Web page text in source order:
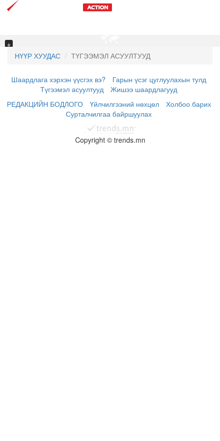
+
НҮҮР ХУУДАС ТҮГЭЭМЭЛ АСУУЛТУУД
Шаардлага хэрхэн үүсгэх вэ?
Гарын үсэг цуглуулахын тулд
Түгээмэл асуултууд
Жишээ шаардлагууд
РЕДАКЦИЙН БОДЛОГО
Үйлчилгээний нөхцөл
Холбоо барих
Сурталчилгаа байршуулах
Copyright © trends.mn